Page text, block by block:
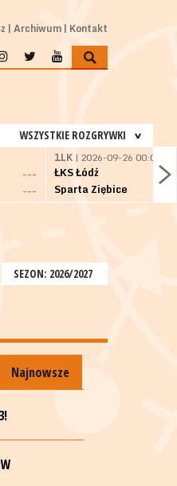
Archiwum Kontakt
WSZYSTKIE ROZGRYWKI
---
---
1LK | 2026-09-26 00:00
ŁKS Łódź
Sparta Ziębice
SEZON: 2026/2027
Najnowsze